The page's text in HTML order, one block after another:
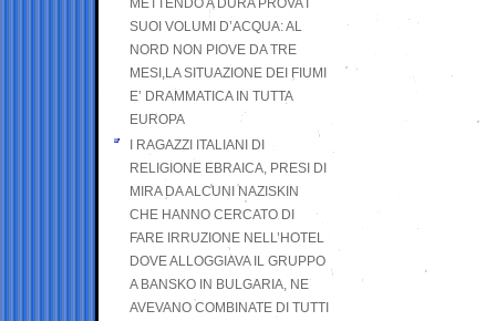
METTENDO A DURA PROVA I
SUOI VOLUMI D’ACQUA: AL
NORD NON PIOVE DA TRE
MESI,LA SITUAZIONE DEI FIUMI
E’ DRAMMATICA IN TUTTA
EUROPA
I RAGAZZI ITALIANI DI
RELIGIONE EBRAICA, PRESI DI
MIRA DA ALCUNI NAZISKIN
CHE HANNO CERCATO DI
FARE IRRUZIONE NELL’HOTEL
DOVE ALLOGGIAVA IL GRUPPO
A BANSKO IN BULGARIA, NE
AVEVANO COMBINATE DI TUTTI